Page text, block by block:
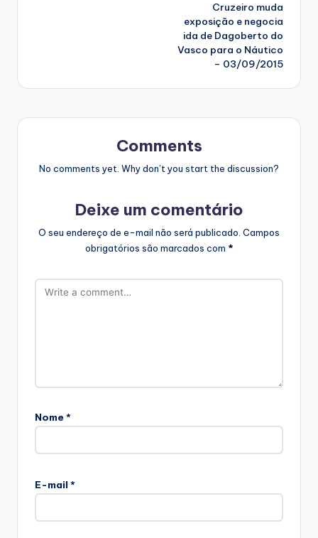
Cruzeiro muda
exposição e negocia
ida de Dagoberto do
Vasco para o Náutico
– 03/09/2015
Comments
No comments yet. Why don’t you start the discussion?
Deixe um comentário
O seu endereço de e-mail não será publicado. Campos
obrigatórios são marcados com *
Nome *
E-mail *